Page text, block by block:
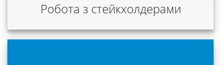
Робота з стейкхолдерами